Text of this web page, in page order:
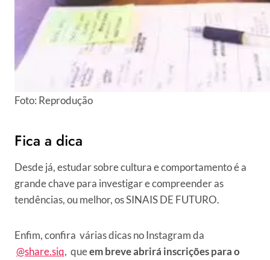
Foto: Reprodução
Fica a dica
Desde já, estudar sobre cultura e comportamento é a
grande chave para investigar e compreender as
tendências, ou melhor, os SINAIS DE FUTURO.
Enfim, confira várias dicas no Instagram da
@share.siq, queem breve abrirá inscrições para o